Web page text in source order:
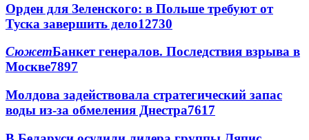
Орден для Зеленского: в Польше требуют от
Туска завершить дело12730
СюжетБанкет генералов. Последствия взрыва в
Москве7897
Молдова задействовала стратегический запас
воды из-за обмеления Днестра7617